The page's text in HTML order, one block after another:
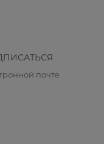
почте